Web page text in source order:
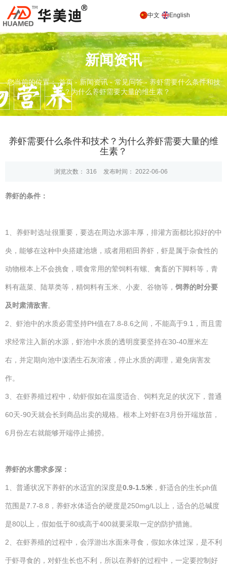
中文 English
新闻资讯
您当前的位置： 首页-新闻资讯 -常见问答 -养虾需要什么条件和技
术？为什么养虾需要大量的维生素？
养虾需要什么条件和技术？为什么养虾需要大量的维
生素？
浏览次数： 316 发布时间： 2022-06-06
养虾的条件：
1、养虾时选址很重要，要选在周边水源丰厚，排灌方面都比拟好的中
央，能够在这种中央搭建池塘，或者用稻田养虾，虾是属于杂食性的
动物根本上不会挑食，喂食常用的荤饲料有螺、禽畜的下脚料等，青
料有蔬菜、陆草类等，精饲料有玉米、小麦、谷物等， 饲养的时分要
及时肃清敌害。
2、虾池中的水质必需坚持PH值在7.8-8.6之间，不能高于9.1，而且需
求经常注入新的水源，虾池中水质的透明度要坚持在30-40厘米左
右，并定期向池中泼洒生石灰溶液，停止水质的调理，避免病害发
作。
3、在虾养殖过程中，幼虾假如在温度适合、饲料充足的状况下，普通
60天-90天就会长到商品出卖的规格。根本上对虾在3月份开端放苗，
6月份左右就能够开端停止捕捞。
养虾的水需求多深：
1、普通状况下养虾的水适宜的深度是0.9-1.5米 ，虾适合的生长ph值
范围是7.7-8.8，养虾水体适合的硬度是250mg/L以上，适合的总碱度
是80以上，假如低于80或高于400就要采取一定的防护措施。
2、在虾养殖的过程中，会浮游出水面来寻食，假如水体过深，是不利
于虾寻食的，对虾生长也不利，所以在养虾的过程中，一定要控制好